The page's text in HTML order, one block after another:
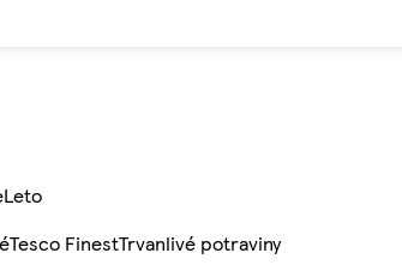
Leto
Tesco FinestTrvanlivé potraviny